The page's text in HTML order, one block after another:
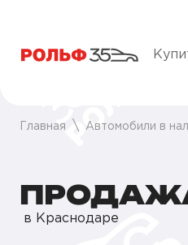
Главная Автомобили в
в Краснодаре